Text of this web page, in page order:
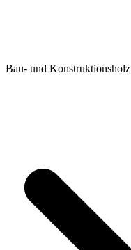
Bau- und Konstruktionsholz